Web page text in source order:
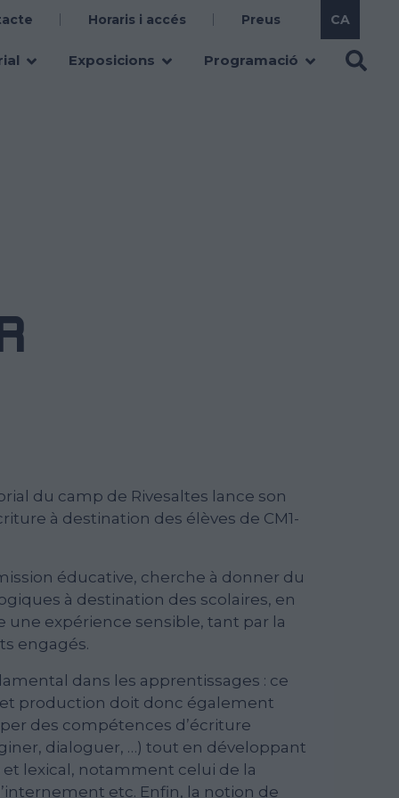
Horaris i accés Preus
Exposicions Programació
du camp de Rivesaltes lance son
à destination des élèves de CM1-
éducative, cherche à donner du
à destination des scolaires, en
une expérience sensible, tant par la
engagés.
dans les apprentissages : ce
production doit donc également
des compétences d’écriture
dialoguer, …) tout en développant
et lexical, notamment celui de la
etc. Enfin, la notion de